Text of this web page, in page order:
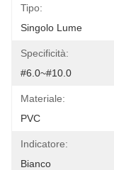
Tipo:
Singolo Lume
Specificità:
#6.0~#10.0
Materiale:
PVC
Indicatore:
Bianco